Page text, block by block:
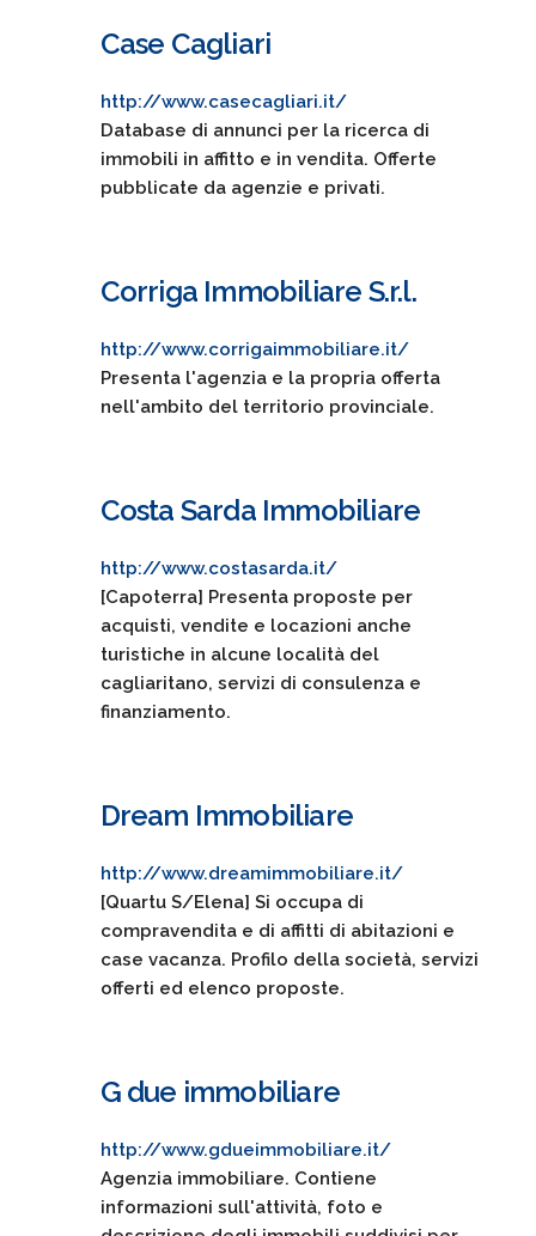
Case Cagliari
http://www.casecagliari.it/
Database di annunci per la ricerca di
immobili in affitto e in vendita. Offerte
pubblicate da agenzie e privati.
Corriga Immobiliare S.r.l.
http://www.corrigaimmobiliare.it/
Presenta l'agenzia e la propria offerta
nell'ambito del territorio provinciale.
Costa Sarda Immobiliare
http://www.costasarda.it/
[Capoterra] Presenta proposte per
acquisti, vendite e locazioni anche
turistiche in alcune località del
cagliaritano, servizi di consulenza e
finanziamento.
Dream Immobiliare
http://www.dreamimmobiliare.it/
[Quartu S/Elena] Si occupa di
compravendita e di affitti di abitazioni e
case vacanza. Profilo della società, servizi
offerti ed elenco proposte.
G due immobiliare
http://www.gdueimmobiliare.it/
Agenzia immobiliare. Contiene
informazioni sull'attività, foto e